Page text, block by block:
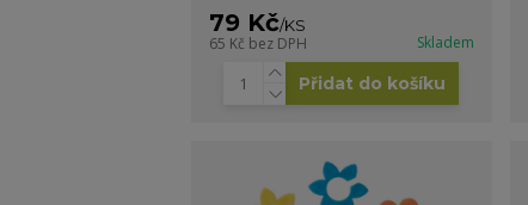
79 Kč/KS
65 Kč bez DPH Skladem
Přidat do košíku